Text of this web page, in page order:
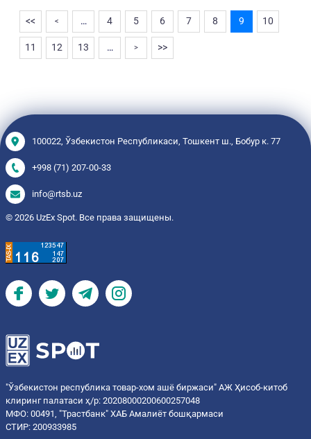
<< < … 4 5 6 7 8 9 10
11 12 13 … > >>
100022, Ўзбекистон Республикаси, Тошкент ш., Бобур к. 77
+998 (71) 207-00-33
info@rtsb.uz
© 2026 UzEx Spot. Все права защищены.
"Ўзбекистон республика товар-хом ашё биржаси" АЖ Ҳисоб-китоб
клиринг палатаси ҳ/р: 20208000200600257048
МФО: 00491, "Трастбанк" ХАБ Амалиёт бошқармаси
СТИР: 200933985